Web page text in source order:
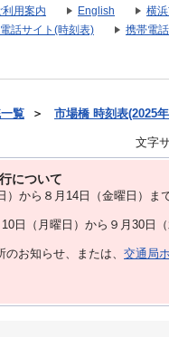
利用案内 English 横
話サイト(時刻表) 携帯電
覧 ＞ 市場橋 時刻表(2025
文字
について
から８⽉14⽇（金曜日）ま
（月曜日）から９月30日（
お知らせ、または、 交通局